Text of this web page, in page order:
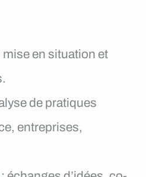
mise en situation et
de pratiques
entreprises,